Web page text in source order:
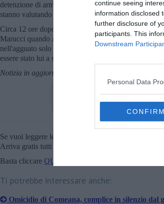
continue seeing
information disclosed
further disclosure of
participants. This
Downstream
Personal Data
CONFIRM
detenzione di arma e munizioni da guerra. Per la
stanno valutando l'accusa di favoreggiamento.
Circa 12 ore dopo il delitto, i carabinieri avevano
Marucci quando Avvisato è stato ucciso.
nell'agguato solo il ruolo di
autista, di non essere
essere stato lui a sparare. L'accusa a suo carico è
Notizia in aggiornamento
Se vuoi leggere le notizie principali della Toscana
Arriva gratis tutti i giorni alle 20:00 direttamente
Basta cliccare QUI
Ti potrebbe interessare anche:
Omicidio di Comeana, complice in silenzio dal